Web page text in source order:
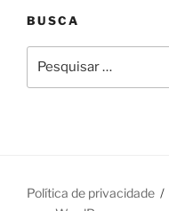
BUSCA
por:
Política de privacidade